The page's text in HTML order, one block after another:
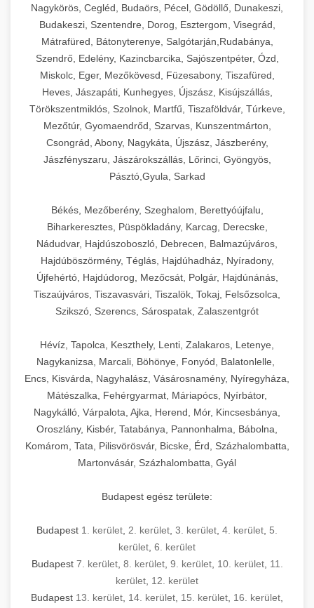
chef-iparikonyhagepek.hu
élelmiszer-előkészítéshez. Különböző reszelési
méretek különböző alkalmazásokhoz.
chef-iparikonyhagepek.hu
kereskedelmi sajtreszelő
🍳 28. Nagykonyhai
Berendezések
+
Teljes körű nagykonyhai berendezések és
professzionális vendéglátóipari kellékek.
Minden, ami szükséges éttermi és catering
műveletekhez.
chef-iparikonyhagepek.hu
kereskedelmi konyhai megoldások
Nagykörös, Cegléd, Budaörs, Pécel, Gödöllő, Dunakeszi,
Budakeszi, Szentendre, Dorog, Esztergom, Visegrád,
Mátrafüred, Bátonyterenye, Salgótarján,Rudabánya,
Szendrő, Edelény, Kazincbarcika, Sajószentpéter, Ózd,
Miskolc, Eger, Mezőkövesd, Füzesabony, Tiszafüred,
Heves, Jászapáti, Kunhegyes, Újszász, Kisújszállás,
Törökszentmiklós, Szolnok, Martfű, Tiszaföldvár, Túrkeve,
Mezőtúr, Gyomaendrőd, Szarvas, Kunszentmárton,
Csongrád, Abony, Nagykáta, Újszász, Jászberény,
Jászfényszaru, Jászárokszállás, Lőrinci, Gyöngyös,
Pásztó,Gyula, Sarkad
Békés, Mezőberény, Szeghalom, Berettyóújfalu,
Biharkeresztes, Püspökladány, Karcag, Derecske,
Nádudvar, Hajdúszoboszló, Debrecen, Balmazújváros,
Hajdúböszörmény, Téglás, Hajdúhadház, Nyíradony,
Újfehértó, Hajdúdorog, Mezőcsát, Polgár, Hajdúnánás,
Tiszaújváros, Tiszavasvári, Tiszalök, Tokaj, Felsőzsolca,
Szikszó, Szerencs, Sárospatak, Zalaszentgrót
Hévíz, Tapolca, Keszthely, Lenti, Zalakaros, Letenye,
Nagykanizsa, Marcali, Böhönye, Fonyód, Balatonlelle,
Encs, Kisvárda, Nagyhalász, Vásárosnamény, Nyíregyháza,
Mátészalka, Fehérgyarmat, Máriapócs, Nyírbátor,
Nagykálló, Várpalota, Ajka, Herend, Mór, Kincsesbánya,
Oroszlány, Kisbér, Tatabánya, Pannonhalma, Bábolna,
Komárom, Tata, Pilisvörösvár, Bicske, Érd, Százhalombatta,
Martonvásár, Százhalombatta, Gyál
Budapest egész területe:
Budapest 1. kerület 2. kerület 3. kerület 4. kerület 5.
kerület 6. kerület
Budapest 7. kerület, 8. kerület, 9. kerület, 10. kerület, 11.
kerület 12. kerület
Budapest 13. kerület 14. kerület 15. kerület 16. kerület